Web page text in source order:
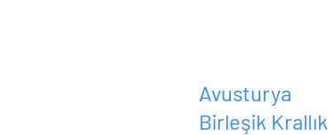
Avusturya
Birleşik Krallık